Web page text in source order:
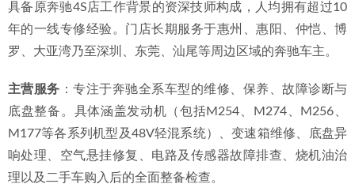
具备原奔驰4S店工作背景的资深技师构成，人均拥有超过10
年的一线专修经验。门店长期服务于惠州、惠阳、仲恺、博
罗、大亚湾乃至深圳、东莞、汕尾等周边区域的奔驰车主。
主营服务 ：专注于奔驰全系车型的维修、保养、故障诊断与
底盘整备。具体涵盖发动机（包括M254、M274、M256、
M177等各系列机型及48V轻混系统）、变速箱维修、底盘异
响处理、空气悬挂修复、电路及传感器故障排查、烧机油治
理以及二手车购入后的全面整备检查。